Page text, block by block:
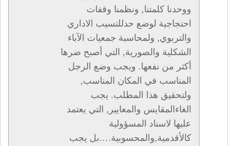
ووحدنا كلمتنا, ونظمنا وقفات
احتجاجية لوضع حدللتسيب الاداري
والتربوي, ولمحاسبة جمعيات الآباء
الشكلية والصورية, التي أصبح ضرها
أكثر من نفعها. ويجب وضع الرجل
المناسب في المكان المناسب,
ولتحقيق هذا المطلب. يجب
الغاءالمقايس والمعايير, التي يعتمد
عليها لاسناد المسؤولية
كالأقدمية,والمحسوبية….بل يجب